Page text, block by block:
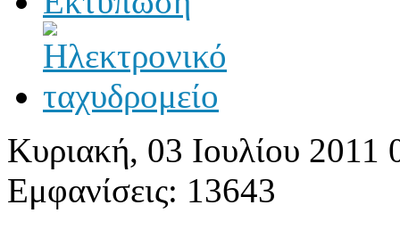
Κυριακή, 03 Ιουλίου 2011
Εμφανίσεις: 13643